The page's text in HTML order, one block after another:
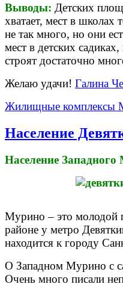
Выводы: Детских
хватает, мест в
не так много, но они
мест в детских
строят достаточно
Желаю удачи! Галина
Жилищные комплексы
Население
Население
Мурино – это молодой
районе у метро
находится к городу
О Западном Мурино с
Очень много писали